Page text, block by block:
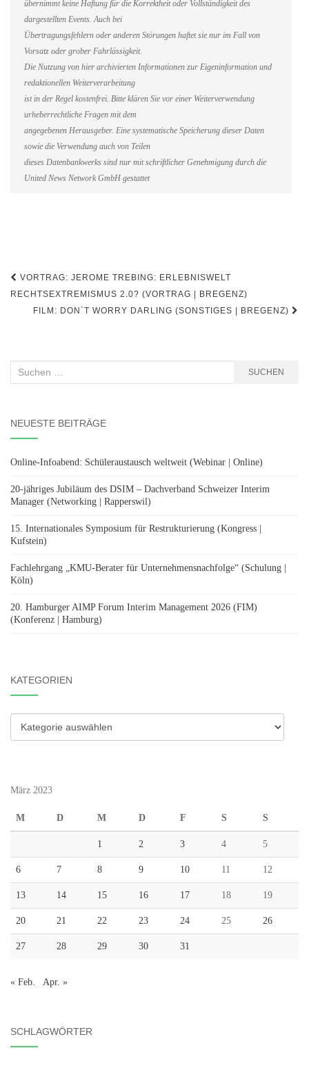
übernimmt keine Haftung für die Korrektheit oder Vollständigkeit des
dargestellten Events. Auch bei
Übertragungsfehlern oder anderen Störungen haftet sie nur im Fall von
Vorsatz oder grober Fahrlässigkeit.
Die Nutzung von hier archivierten Informationen zur Eigeninformation und
redaktionellen Weiterverarbeitung
ist in der Regel kostenfrei. Bitte klären Sie vor einer Weiterverwendung
urheberrechtliche Fragen mit dem
angegebenen Herausgeber. Eine systematische Speicherung dieser Daten
sowie die Verwendung auch von Teilen
dieses Datenbankwerks sind nur mit schriftlicher Genehmigung durch die
United News Network GmbH gestattet
Beitragsnavigation
VORTRAG: JEROME TREBING: ERLEBNISWELT
RECHTSEXTREMISMUS 2.0? (VORTRAG | BREGENZ)
FILM: DON´T WORRY DARLING (SONSTIGES | BREGENZ)
Suchen
SUCHEN
NEUESTE BEITRÄGE
Online-Infoabend: Schüleraustausch weltweit (Webinar | Online)
20-jähriges Jubiläum des DSIM – Dachverband Schweizer Interim
Manager (Networking | Rapperswil)
15. Internationales Symposium für Restrukturierung (Kongress |
Kufstein)
Fachlehrgang „KMU-Berater für Unternehmensnachfolge“ (Schulung |
Köln)
20. Hamburger AIMP Forum Interim Management 2026 (FIM)
(Konferenz | Hamburg)
KATEGORIEN
Kategorien
März 2023
M D M D F S S
1 2 3 4 5
6 7 8 9 10 11 12
13 14 15 16 17 18 19
20 21 22 23 24 25 26
27 28 29 30 31
« Feb. Apr. »
SCHLAGWÖRTER